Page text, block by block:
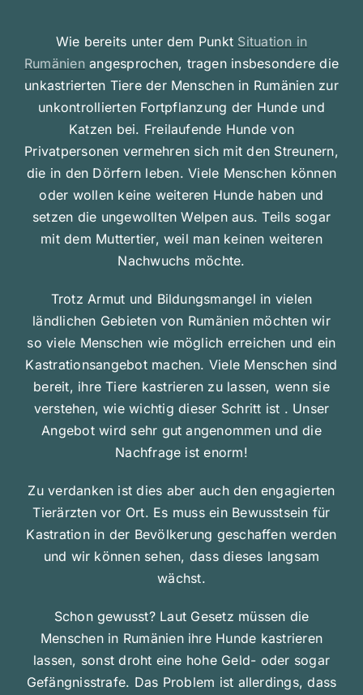
Wie bereits unter dem Punkt Situation in
Rumänienangesprochen, tragen insbesondere die
unkastrierten Tiere der Menschen in Rumänien zur
unkontrollierten Fortpflanzung der Hunde und
Katzen bei. Freilaufende Hunde von
Privatpersonen vermehren sich mit den Streunern,
die in den Dörfern leben. Viele Menschen können
oder wollen keine weiteren Hunde haben und
setzen die ungewollten Welpen aus. Teils sogar
mit dem Muttertier, weil man keinen weiteren
Nachwuchs möchte.
Trotz Armut und Bildungsmangel in vielen
ländlichen Gebieten von Rumänien möchten wir
so viele Menschen wie möglich erreichen und ein
Kastrationsangebot machen. Viele Menschen sind
bereit, ihre Tiere kastrieren zu lassen, wenn sie
verstehen, wie wichtig dieser Schritt ist . Unser
Angebot wird sehr gut angenommen und die
Nachfrage ist enorm!
Zu verdanken ist dies aber auch den engagierten
Tierärzten vor Ort. Es muss ein Bewusstsein für
Kastration in der Bevölkerung geschaffen werden
und wir können sehen, dass dieses langsam
wächst.
Schon gewusst? Laut Gesetz müssen die
Menschen in Rumänien ihre Hunde kastrieren
lassen, sonst droht eine hohe Geld- oder sogar
Gefängnisstrafe. Das Problem ist allerdings, dass